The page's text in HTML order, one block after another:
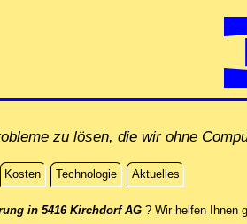
zu lösen, die wir ohne
Kosten Technologie Aktuelles
in 5416 Kirchdorf AG? Wir helfen Ihnen